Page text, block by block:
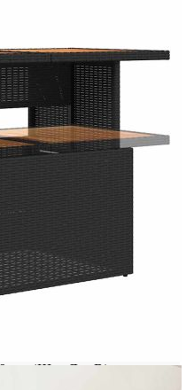
боядисана
см (Ш x Д x В)
55 x 55 cм (Ш x Д)
от земята (без
см (Ш x Д x В)